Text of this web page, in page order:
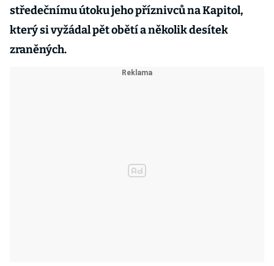
středečnímu útoku jeho příznivců na Kapitol,
který si vyžádal pět obětí a několik desítek
zraněných.